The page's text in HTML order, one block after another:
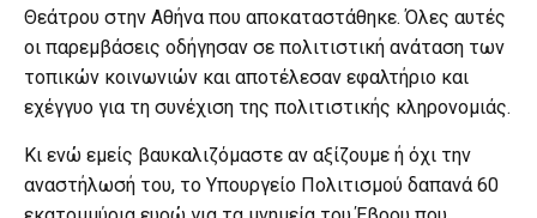
Θεάτρου στην Αθήνα που αποκαταστάθηκε. Όλες αυτές
οι παρεμβάσεις οδήγησαν σε πολιτιστική ανάταση των
τοπικών κοινωνιών και αποτέλεσαν εφαλτήριο και
εχέγγυο για τη συνέχιση της πολιτιστικής κληρονομιάς.
Κι ενώ εμείς βαυκαλιζόμαστε αν αξίζουμε ή όχι την
αναστήλωσή του, το Υπουργείο Πολιτισμού δαπανά 60